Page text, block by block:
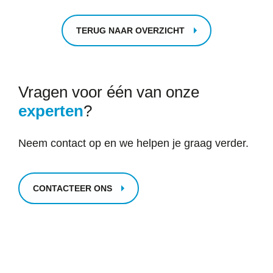
TERUG NAAR OVERZICHT
Vragen voor één van onze
experten?
Neem contact op en we helpen je graag verder.
CONTACTEER ONS